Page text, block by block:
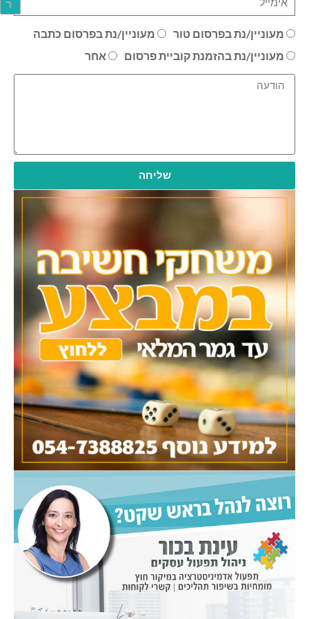
ר
מעוניין/נת בפרסום טור
מעוניין/נת בפרסום כתבה
מעוניין/נת בהזמנת קוביית פרסום
אחר
שליחה